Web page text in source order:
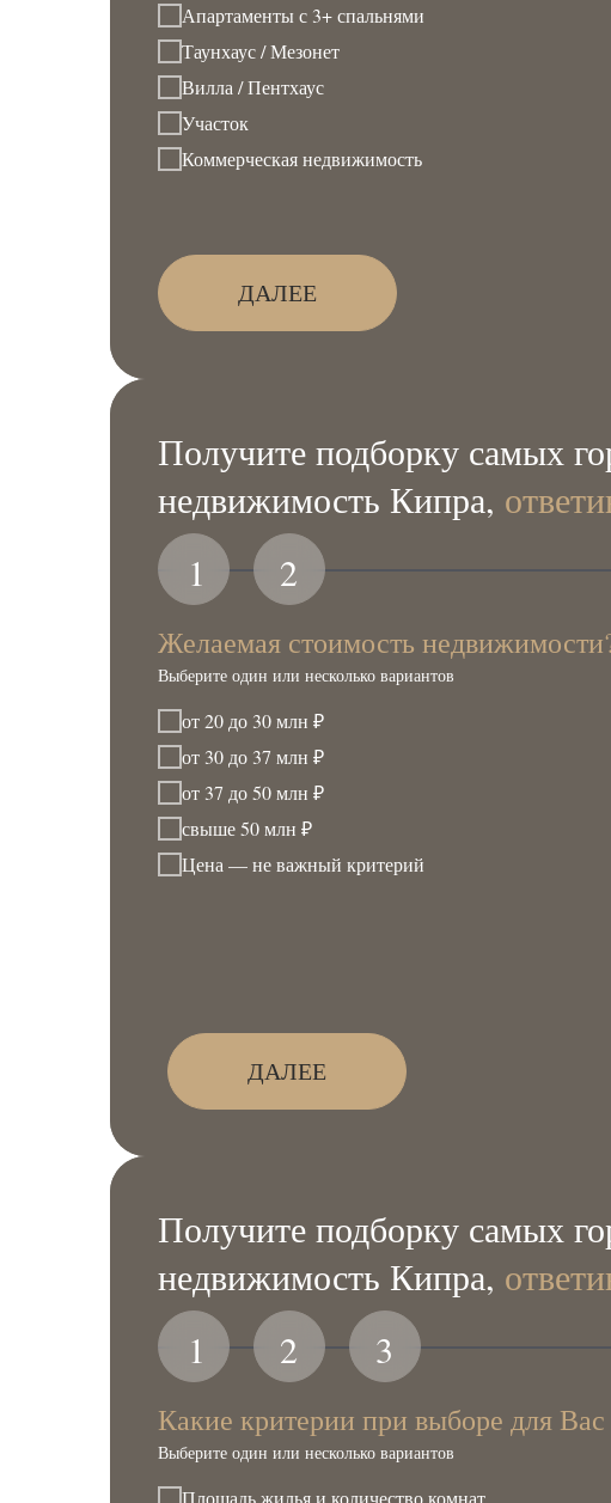
Апартаменты с 3+ спальнями
Таунхаус / Мезонет
Вилла / Пентхаус
Участок
Коммерческая недвижимость
ДАЛЕЕ
ДАЛЕЕ
1 2
Получите подборку самых
недвижимость Кипра,
Желаемая стоимость
Выберите один или несколько вариантов
от 20 до 30 млн ₽
от 30 до 37 млн ₽
от 37 до 50 млн ₽
свыше 50 млн ₽
Цена — не важный критерий
2
1
Получите подборку самых
недвижимость Кипра,
Какие критерии при выборе для
Выберите один или несколько вариантов
3
Площадь жилья и количество комнат